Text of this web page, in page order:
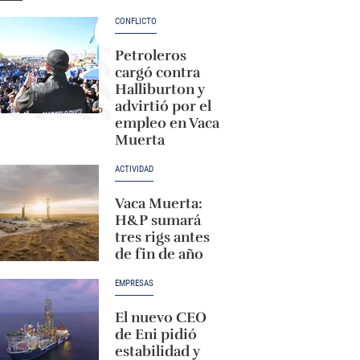
CONFLICTO
Petroleros
cargó contra
Halliburton y
advirtió por el
empleo en Vaca
Muerta
ACTIVIDAD
Vaca Muerta:
H&P sumará
tres rigs antes
de fin de año
EMPRESAS
El nuevo CEO
de Eni pidió
estabilidad y